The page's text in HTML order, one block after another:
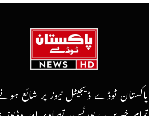
پاکستان ٹوڈے ڈیجیٹل نیوز پر شائع